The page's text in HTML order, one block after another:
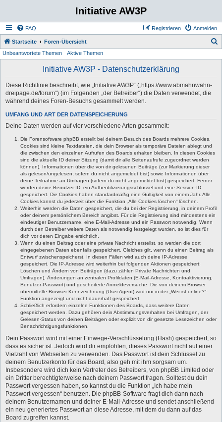
Initiative AW3P
FAQ Anmelden
Registrieren
Startseite Foren-Übersicht
Unbeantwortete Themen Aktive Themen
Initiative AW3P - Datenschutzerklärung
Diese Richtlinie beschreibt, wie „Initiative AW3P“ („https://www.abmahnwahn-
dreipage.de/forum“) (im Folgenden „der Betreiber“) die Daten verwendet, die
während deines Foren-Besuchs gesammelt werden.
UMFANG UND ART DER DATENSPEICHERUNG
Deine Daten werden auf vier verschiedene Arten gesammelt:
Die Forensoftware phpBB erstellt bei deinem Besuch des Boards mehrere Cookies.
Cookies sind kleine Textdateien, die dein Browser als temporäre Dateien ablegt und
die zwischen den einzelnen Aufrufen des Boards erhalten bleiben. In diesen Cookies
sind die aktuelle ID deiner Sitzung (damit dir alle Seitenaufrufe zugeordnet werden
können), Informationen über die von dir gelesenen Beiträge (zur Markierung dieser
als gelesen/ungelesen; sofern du nicht angemeldet bist) sowie Informationen über
deine Teilnahme an Umfragen (sofern du nicht angemeldet bist) gespeichert. Ferner
werden deine Benutzer-ID, ein Authentifizierungsschlüssel und eine Session-ID
gespeichert. Die Cookies haben standardmäßig eine Gültigkeit von einem Jahr. Alle
Cookies kannst du jederzeit über die Funktion „Alle Cookies löschen“ löschen.
Weiterhin werden die Daten gespeichert, die du bei der Registrierung, in deinem Profil
oder deinem persönlichem Bereich angibst. Für die Registrierung sind mindestens ein
eindeutiger Benutzername, eine E-Mail-Adresse und ein Passwort notwendig. Wenn
durch den Betreiber weitere Daten als notwendig festgelegt wurden, so ist dies für
dich vor deren Eingabe ersichtlich.
Wenn du einen Beitrag oder eine private Nachricht erstellst, so werden die dort
eingegebenen Daten ebenfalls gespeichert. Gleiches gilt, wenn du einen Beitrag als
Entwurf zwischenspeicherst. In diesen Fällen wird auch deine IP-Adresse
gespeichert. Die IP-Adresse wird weiterhin bei folgenden Aktionen gespeichert:
Löschen und Ändern von Beiträgen (dazu zählen Private Nachrichten und
Umfragen), Änderungen an zentralen Profildaten (E-Mail-Adresse, Kontoaktivierung,
Benutzer-Passwort) und gescheiterte Anmeldeversuche. Die von deinem Browser
übermittelte Browser-Kennzeichnung (User Agent) wird nur in der „Wer ist online?“-
Funktion angezeigt und nicht dauerhaft gespeichert.
Schließlich erfordern einzelne Funktionen des Boards, dass weitere Daten
gespeichert werden. Dazu gehören dein Abstimmungsverhalten bei Umfragen, der
Gelesen-Status von deinen Beiträgen oder explizit von dir gesetzte Lesezeichen oder
Benachrichtigungsfunktionen.
Dein Passwort wird mit einer Einwege-Verschlüsselung (Hash) gespeichert, so
dass es sicher ist. Jedoch wird dir empfohlen, dieses Passwort nicht auf einer
Vielzahl von Webseiten zu verwenden. Das Passwort ist dein Schlüssel zu
deinem Benutzerkonto für das Board, also geh mit ihm sorgsam um.
Insbesondere wird dich kein Vertreter des Betreibers, von phpBB Limited oder
ein Dritter berechtigterweise nach deinem Passwort fragen. Solltest du dein
Passwort vergessen haben, so kannst du die Funktion „Ich habe mein
Passwort vergessen“ benutzen. Die phpBB-Software fragt dich dann nach
deinem Benutzernamen und deiner E-Mail-Adresse und sendet anschließend
ein neu generiertes Passwort an diese Adresse, mit dem du dann auf das
Board zugreifen kannst.